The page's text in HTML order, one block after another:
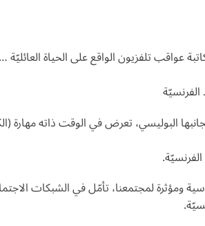
عواقب تلفزيون الواقع على الحياة
البوليسي، تعرض في الوقت ذاته مهارة
ومؤثرة لمجتمعنا، تأمّل في الشبكات